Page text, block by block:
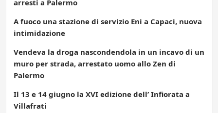
arresti a Palermo
A fuoco una stazione di servizio Eni a Capaci, nuova
intimidazione
Vendeva la droga nascondendola in un incavo di un
muro per strada, arrestato uomo allo Zen di
Palermo
Il 13 e 14 giugno la XVI edizione dell’ Infiorata a
Villafrati